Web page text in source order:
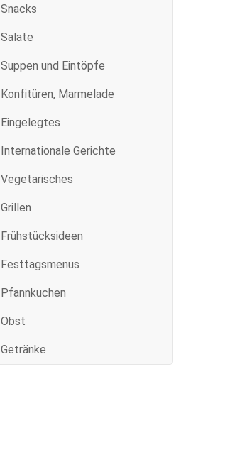
Snacks
Salate
Suppen und Eintöpfe
Konfitüren, Marmelade
Eingelegtes
Internationale Gerichte
Vegetarisches
Grillen
Frühstücksideen
Festtagsmenüs
Pfannkuchen
Obst
Getränke